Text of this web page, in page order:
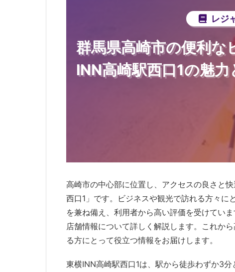
レジ
群馬県高崎市の便利な
INN高崎駅西口1の魅
高崎市の中心部に位置し、アクセスの良さと
西口1」です。ビジネスや観光で訪れる方々に
を兼ね備え、利用者から高い評価を受けてい
店舗情報について詳しく解説します。これか
る方にとって役立つ情報をお届けします。
東横INN高崎駅西口1は、駅から徒歩わずか3